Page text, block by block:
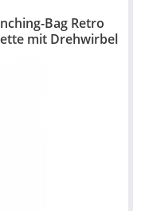
Bag Retro
mit Drehwirbel